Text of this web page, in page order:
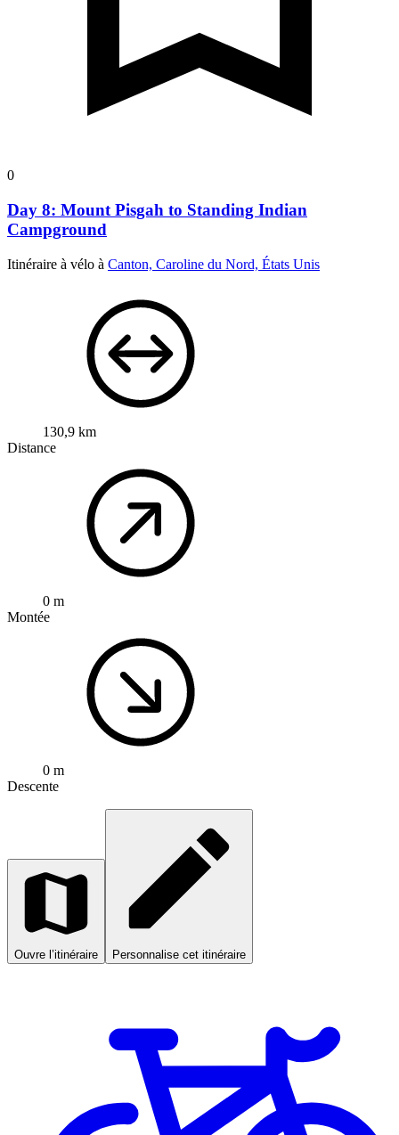
0
Day 8: Mount Pisgah to Standing Indian
Campground
Itinéraire à vélo à Canton, Caroline du Nord, États Unis
130,9 km
Distance
0 m
Montée
0 m
Descente
Ouvre l’itinéraire Personnalise cet itinéraire